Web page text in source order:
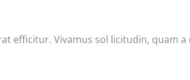
efficitur. Vivamus sol licitudin, quam a